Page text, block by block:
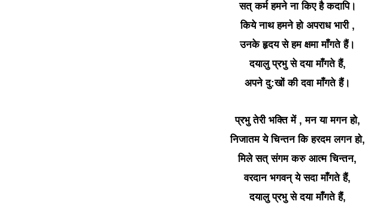
सत् कर्म हमने ना किए है कदापि।
किये नाथ हमने हो अपराध भारी ,
उनके हृदय से हम क्षमा माँगते हैं।
दयालु प्रभु से दया माँगते हैं,
अपने दु:खों की दवा माँगते हैं।
प्रभु तेरी भक्ति में , मन या मगन हो,
निजातम ये चिन्तन कि हरदम लगन हो,
मिले सत् संगम करु आत्म चिन्तन,
वरदान भगवन् ये सदा माँगते हैं,
दयालु प्रभु से दया माँगते हैं,